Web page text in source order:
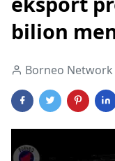
bilion
Borneo Network